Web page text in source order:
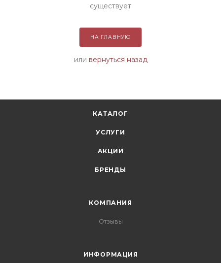
существует
НА ГЛАВНУЮ
или вернуться назад
КАТАЛОГ
УСЛУГИ
АКЦИИ
БРЕНДЫ
КОМПАНИЯ
Отзывы
ИНФОРМАЦИЯ